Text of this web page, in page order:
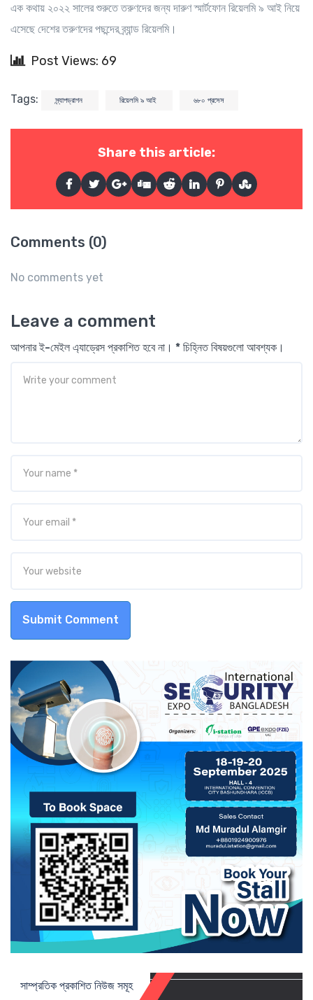
এক কথায় ২০২২ সালের শুরুতে তরুণদের জন্য দারুণ স্মার্টফোন রিয়েলমি ৯ আই নিয়ে
এসেছে দেশের তরুণদের পছন্দের ব্র্যান্ড রিয়েলমি।
Post Views: 69
Tags: স্ন্যাপড্রাগন রিয়েলমি ৯ আই ৬৮০ প্রসেস
Share this article:
Comments (0)
No comments yet
Leave a comment
আপনার ই-মেইল এ্যাড্রেস প্রকাশিত হবে না। * চিহ্নিত বিষয়গুলো আবশ্যক।
Submit Comment
সাম্প্রতিক প্রকাশিত নিউজ সমূহ